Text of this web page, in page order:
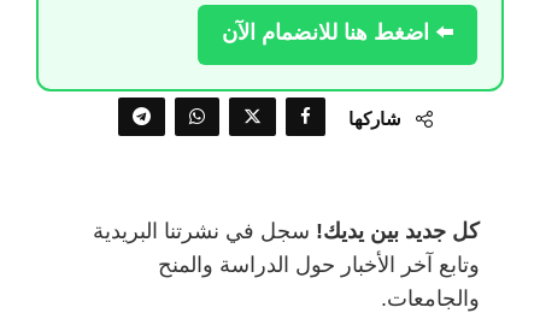
⬅️ اضغط هنا للانضمام الآن
شاركها
كل جديد بين يديك! سجل في نشرتنا البريدية
وتابع آخر الأخبار حول الدراسة والمنح
والجامعات.